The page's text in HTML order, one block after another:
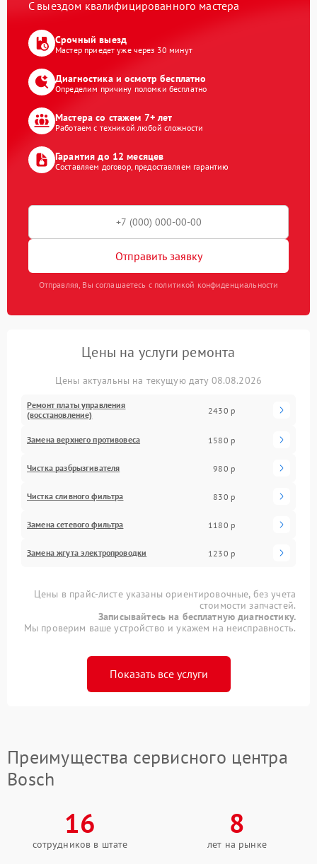
С выездом квалифицированного мастера
Срочный выезд
Мастер приедет уже через 30 минут
Диагностика и осмотр бесплатно
Определим причину поломки бесплатно
Мастера со стажем 7+ лет
Работаем с техникой любой сложности
Гарантия до 12 месяцев
Составляем договор, предоставляем гарантию
Отправить заявку
Отправляя, Вы соглашаетесь с политикой конфиденциальности
Цены на услуги ремонта
Цены актуальны на текущую дату 08.08.2026
Ремонт платы управления
(восстановление)
2430 р
Замена верхнего противовеса 1580 р
Чистка разбрызгивателя 980 р
Чистка сливного фильтра 830 р
Замена сетевого фильтра 1180 р
Замена жгута электропроводки 1230 р
Цены в прайс-листе указаны ориентировочные, без учета
стоимости запчастей.
Записывайтесь на бесплатную диагностику.
Мы проверим ваше устройство и укажем на неисправность.
Показать все услуги
Преимущества сервисного центра
Bosch
16
сотрудников в штате
8
лет на рынке